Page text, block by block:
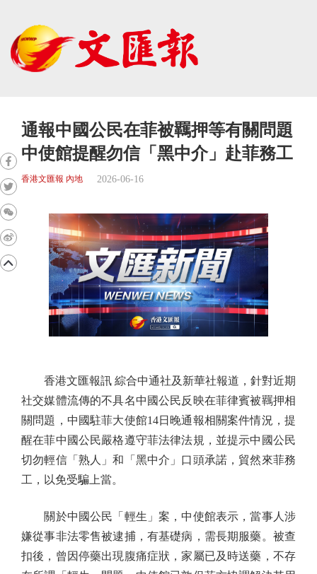
通報中國公民在菲被羈押等有關問題
中使館提醒勿信「黑中介」赴菲務工
香港文匯報 內地 2026-06-16
香港文匯報訊 綜合中通社及新華社報道，針對近期
社交媒體流傳的不具名中國公民反映在菲律賓被羈押相
關問題，中國駐菲大使館14日晚通報相關案件情況，提
醒在菲中國公民嚴格遵守菲法律法規，並提示中國公民
切勿輕信「熟人」和「黑中介」口頭承諾，貿然來菲務
工，以免受騙上當。
關於中國公民「輕生」案，中使館表示，當事人涉
嫌從事非法零售被逮捕，有基礎病，需長期服藥。被查
扣後，曾因停藥出現腹痛症狀，家屬已及時送藥，不存